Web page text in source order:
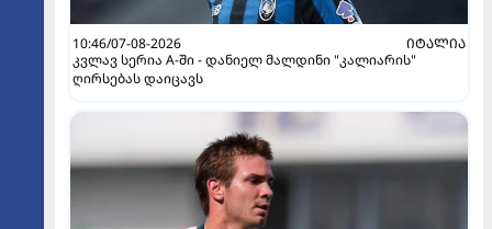
10:46/07-08-2026
ᲘᲢᲐᲚᲘᲐ
კვლავ სერია A-ში - დანიელ მალდინი "კალიარის"
ღირსებას დაიცავს